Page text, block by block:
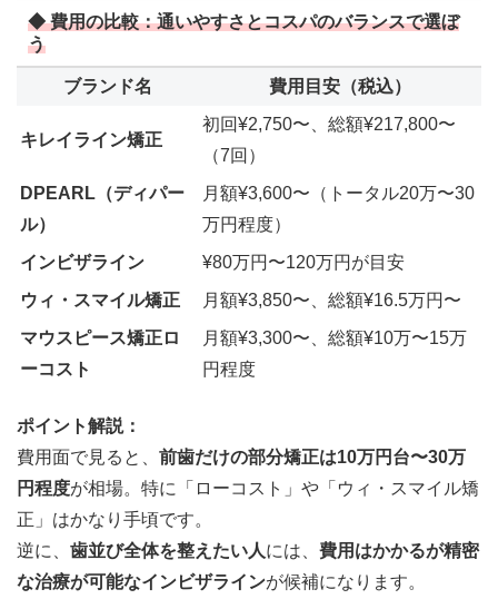
◆ 費用の比較：通いやすさとコスパのバランスで選ぼ
う
ブランド名 費用目安（税込）
キレイライン矯正
初回¥2,750〜、総額¥217,800〜
（7回）
DPEARL（ディパー
ル）
月額¥3,600〜（トータル20万〜30
万円程度）
インビザライン
¥80万円〜120万円が目安
ウィ・スマイル矯正
月額¥3,850〜、総額¥16.5万円〜
マウスピース矯正ロ
ーコスト
月額¥3,300〜、総額¥10万〜15万
円程度
ポイント解説：
費用面で見ると、 前歯だけの部分矯正は10万円台〜30万
円程度が相場。特に「ローコスト」や「ウィ・スマイル矯
正」はかなり手頃です。
逆に、 歯並び全体を整えたい人には、 費用はかかるが精密
な治療が可能なインビザラインが候補になります。